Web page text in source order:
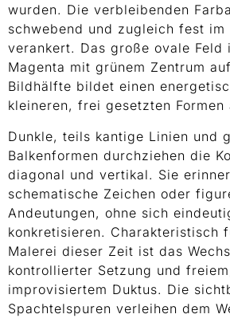
wurden. Die verbleibenden
schwebend und zugleich fest im
verankert. Das große ovale Feld
Magenta mit grünem Zentrum
Bildhälfte bildet einen
kleineren, frei gesetzten Formen
Dunkle, teils kantige Linien und
Balkenformen durchziehen die
diagonal und vertikal. Sie
schematische Zeichen oder
Andeutungen, ohne sich
konkretisieren. Charakteristisch
Malerei dieser Zeit ist das
kontrollierter Setzung und
improvisiertem Duktus. Die
Spachtelspuren verleihen dem